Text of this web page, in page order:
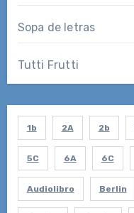
Sopa de letras
Tutti Frutti
1b 2A 2b
5C 6A 6C
Audiolibro Berlin